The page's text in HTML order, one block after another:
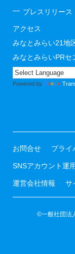
プレスリリース
アクセス
みなとみらい21地
みなとみらいPRセ
Powered by
お問合せ プライ
SNSアカウント運
運営会社情報 サ
©一般社団法